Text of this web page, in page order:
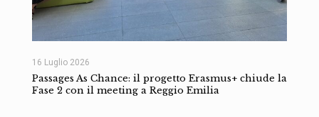
16 Luglio 2026
Passages As Chance: il progetto Erasmus+ chiude la
Fase 2 con il meeting a Reggio Emilia